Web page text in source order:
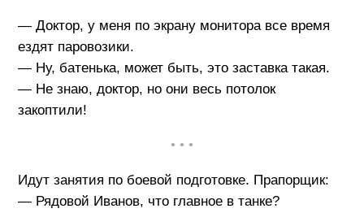
— Доктор, у меня по экрану монитора все время
ездят паровозики.
— Ну, батенька, может быть, это заставка такая.
— Не знаю, доктор, но они весь потолок
закоптили!
• • •
Идут занятия по боевой подготовке. Прапорщик:
— Рядовой Иванов, что главное в танке?